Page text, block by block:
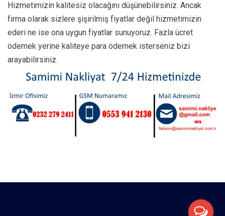
Hizmetimizin kalitesiz olacağını düşünebilirsiniz. Ancak
firma olarak sizlere şişirilmiş fiyatlar değil hizmetimizin
ederi ne ise ona uygun fiyatlar sunuyoruz. Fazla ücret
ödemek yerine kaliteye para ödemek isterseniz bizi
arayabilirsiniz.